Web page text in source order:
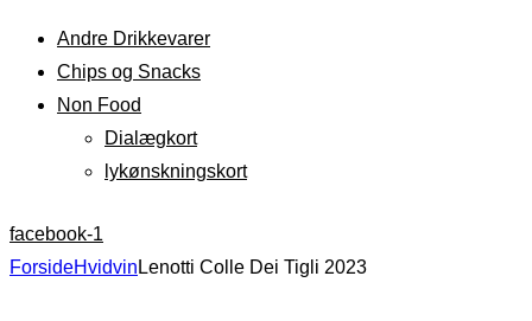
Andre Drikkevarer
Chips og Snacks
Non Food
Dialægkort
lykønskningskort
facebook-1
ForsideHvidvinLenotti Colle Dei Tigli 2023